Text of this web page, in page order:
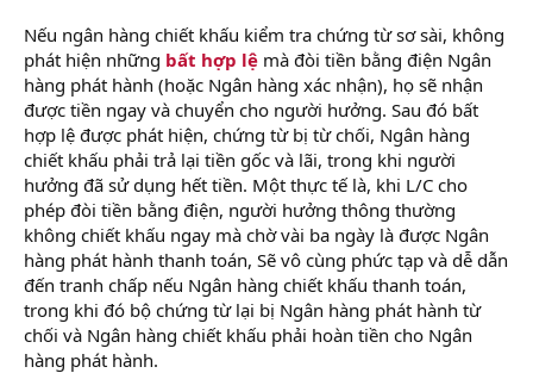
Nếu ngân hàng chiết khấu kiểm tra chứng từ sơ sài, không
phát hiện những bất hợp lệ mà đòi tiền bằng điện Ngân
hàng phát hành (hoặc Ngân hàng xác nhận), họ sẽ nhận
được tiền ngay và chuyển cho người hưởng. Sau đó bất
hợp lệ được phát hiện, chứng từ bị từ chối, Ngân hàng
chiết khấu phải trả lại tiền gốc và lãi, trong khi người
hưởng đã sử dụng hết tiền. Một thực tế là, khi L/C cho
phép đòi tiền bằng điện, người hưởng thông thường
không chiết khấu ngay mà chờ vài ba ngày là được Ngân
hàng phát hành thanh toán, Sẽ vô cùng phức tạp và dễ dẫn
đến tranh chấp nếu Ngân hàng chiết khấu thanh toán,
trong khi đó bộ chứng từ lại bị Ngân hàng phát hành từ
chối và Ngân hàng chiết khấu phải hoàn tiền cho Ngân
hàng phát hành.